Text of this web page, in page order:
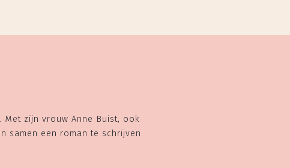
. Met zijn vrouw Anne Buist, ook
samen een roman te schrijven